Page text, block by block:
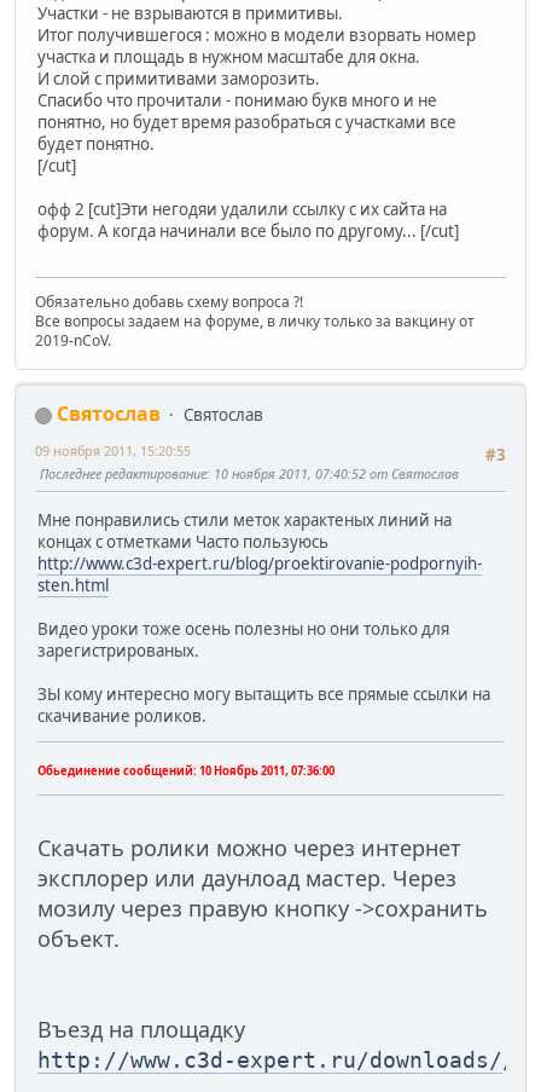
Участки - не взрываются в примитивы.
Итог получившегося : можно в модели взорвать номер
участка и площадь в нужном масштабе для окна.
И слой с примитивами заморозить.
Спасибо что прочитали - понимаю букв много и не
понятно, но будет время разобраться с участками все
будет понятно.
[/cut]
офф 2 [cut]Эти негодяи удалили ссылку с их сайта на
форум. А когда начинали все было по другому... [/cut]
Обязательно добавь схему вопроса ?!
Все вопросы задаем на форуме, в личку только за вакцину от
2019-nCoV.
Святослав
Святослав
#3
09 ноября 2011, 15:20:55
Последнее редактирование: 10 ноября 2011, 07:40:52 от Святослав
Мне понравились стили меток характеных линий на
концах с отметками Часто пользуюсь
http://www.c3d-expert.ru/blog/proektirovanie-podpornyih-
sten.html
Видео уроки тоже осень полезны но они только для
зарегистрированых.
ЗЫ кому интересно могу вытащить все прямые ссылки на
скачивание роликов.
Обьединение сообщений: 10 Ноябрь 2011, 07:36:00
Скачать ролики можно через интернет
эксплорер или даунлоад мастер. Через
мозилу через правую кнопку ->сохранить
объект.
Въезд на площадку
http://www.c3d-expert.ru/downloads//